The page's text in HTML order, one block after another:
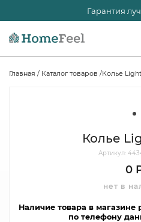
Гарантия
Главная / Каталог товаров /Колье
Колье
Артикул:
0
нет в
Наличие товара в магазине
по телефону